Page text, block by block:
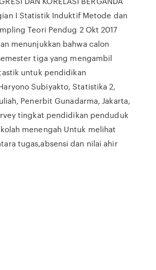
I Statistik Induktif Metode dan
Teori Pendug 2 Okt 2017
menunjukkan bahwa calon
tiga yang mengambil
untuk pendidikan
Subiyakto, Statistika 2,
Penerbit Gunadarma, Jakarta,
tingkat pendidikan penduduk
menengah Untuk melihat
tugas,absensi dan nilai ahir